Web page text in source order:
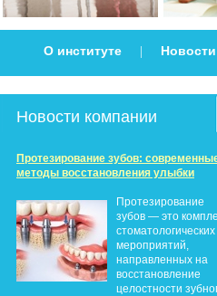
О институте Новости
Новости компании
Протезирование зубов:
методы восстановления улыбки
Протезирование
зубов — это
стоматологических
мероприятий,
направленных на
восстановление
целостности